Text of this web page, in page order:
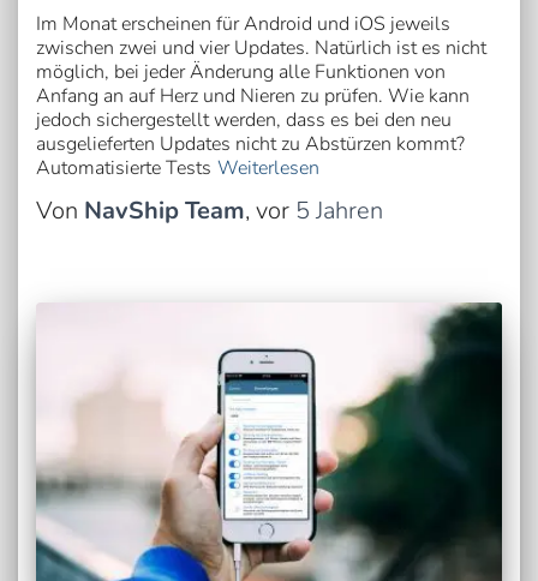
Im Monat erscheinen für Android und iOS jeweils
zwischen zwei und vier Updates. Natürlich ist es nicht
möglich, bei jeder Änderung alle Funktionen von
Anfang an auf Herz und Nieren zu prüfen. Wie kann
jedoch sichergestellt werden, dass es bei den neu
ausgelieferten Updates nicht zu Abstürzen kommt?
Automatisierte Tests Weiterlesen
Von NavShip Team, vor 5 Jahren